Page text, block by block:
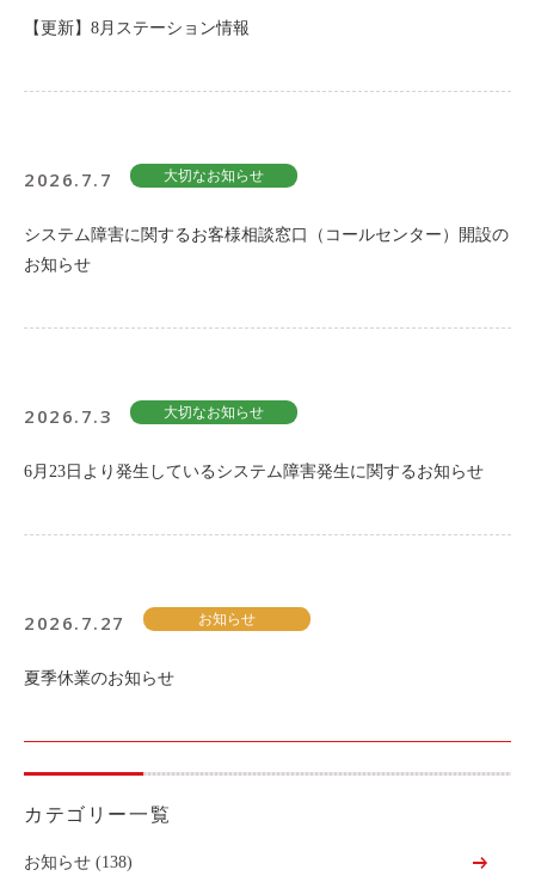
【更新】8月ステーション情報
2026.7.7 大切なお知らせ
システム障害に関するお客様相談窓口（コールセンター）開設の
お知らせ
2026.7.3 大切なお知らせ
6月23日より発生しているシステム障害発生に関するお知らせ
2026.7.27 お知らせ
夏季休業のお知らせ
カテゴリー一覧
お知らせ (138)